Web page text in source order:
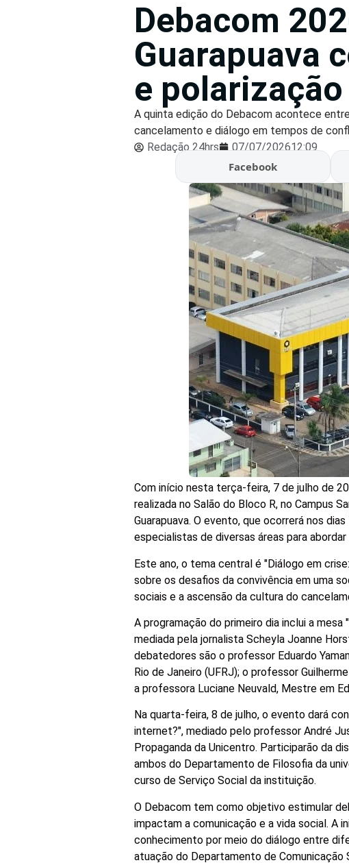
Debacom
Guarapuava
e polarização
A quinta edição do Debacom acontece
cancelamento e diálogo em tempos de
Redação 24hrs
07/07/202612:09
Facebook
Com início nesta terça-feira, 7 de julho de
realizada no Salão do Bloco R, no Campus
Guarapuava. O evento, que ocorrerá nos
especialistas de diversas áreas para
Este ano, o tema central é "Diálogo em
sobre os desafios da convivência em uma
sociais e a ascensão da cultura do
A programação do primeiro dia inclui a
mediada pela jornalista Scheyla Joanne
debatedores são o professor Eduardo
Rio de Janeiro (UFRJ); o professor
a professora Luciane Neuvald, Mestre em
Na quarta-feira, 8 de julho, o evento dará
internet?", mediado pelo professor André
Propaganda da Unicentro. Participarão da
ambos do Departamento de Filosofia da
curso de Serviço Social da instituição.
O Debacom tem como objetivo estimular
impactam a comunicação e a vida social. A
conhecimento por meio do diálogo entre
atuação do Departamento de Comunicação